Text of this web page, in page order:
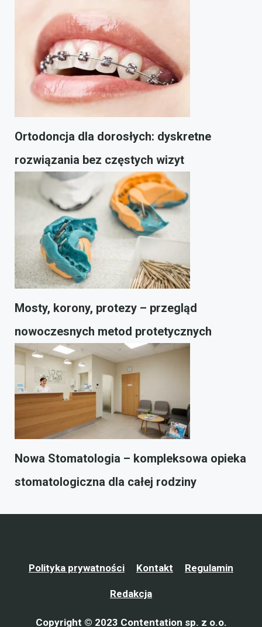
Ortodoncja dla dorosłych: dyskretne
rozwiązania bez częstych wizyt
Mosty, korony, protezy – przegląd
nowoczesnych metod protetycznych
Nowa Stomatologia – kompleksowa opieka
stomatologiczna dla całej rodziny
Polityka prywatności Kontakt Regulamin
Redakcja
Copyright © 2023 Contentation sp. z o.o.